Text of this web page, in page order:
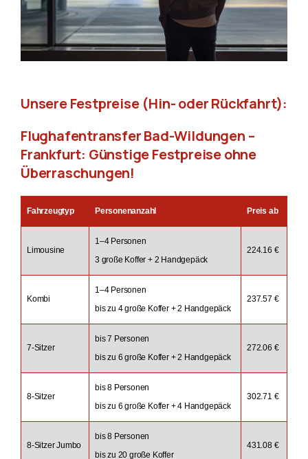
Unsere Festpreise (Hin- oder Rückfahrt):
Flughafentransfer Bad-Wildungen –
Frankfurt: Günstige Festpreise ohne
Überraschungen!
Fahrzeugtyp Personenanzahl Preis ab
Limousine
1–4 Personen
3 große Koffer + 2 Handgepäck
224.16 €
Kombi
1–4 Personen
bis zu 4 große Koffer + 2 Handgepäck
237.57 €
7-Sitzer
bis 7 Personen
bis zu 6 große Koffer + 2 Handgepäck
272.06 €
8-Sitzer
bis 8 Personen
bis zu 6 große Koffer + 4 Handgepäck
302.71 €
8-Sitzer Jumbo
bis 8 Personen
bis zu 20 große Koffer
431.08 €